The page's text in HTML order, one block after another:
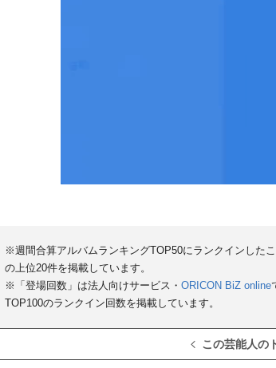
※週間合算アルバムランキングTOP50にランクインした
の上位20件を掲載しています。
※「登場回数」は法人向けサービス・ ORICON BiZ online
TOP100のランクイン回数を掲載しています。
この芸能人の